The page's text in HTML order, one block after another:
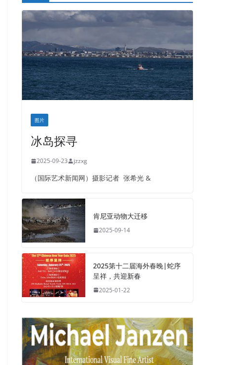
图片
冰岛探寻
2025-09-23 jzzxg
（国际艺术新闻网）摄影记者 张希光 &
肯尼亚动物大迁移
2025-09-14
2025第十二届海外春晚|蛇序
呈祥，共迎新春
2025-01-22